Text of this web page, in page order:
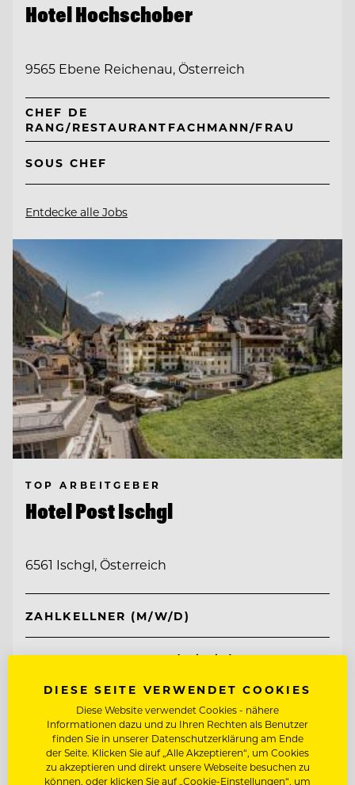
Hotel Hochschober
9565 Ebene Reichenau, Österreich
CHEF DE
RANG/RESTAURANTFACHMANN/FRAU
SOUS CHEF
Entdecke alle Jobs
TOP ARBEITGEBER
Hotel Post Ischgl
6561 Ischgl, Österreich
ZAHLKELLNER (M/W/D)
RESTAURANTLEITER (M/W/D)
Entdecke alle Jobs
DIESE SEITE VERWENDET COOKIES
Diese Website verwendet Cookies - nähere
Informationen dazu und zu Ihren Rechten als Benutzer
finden Sie in unserer Datenschutzerklärung am Ende
der Seite. Klicken Sie auf „Alle Akzeptieren“, um Cookies
zu akzeptieren und direkt unsere Webseite besuchen zu
können, oder klicken Sie auf „Cookie-Einstellungen“, um